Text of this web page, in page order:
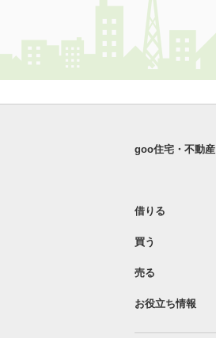
goo住宅・不動産
借りる
買う
売る
お役立ち情報